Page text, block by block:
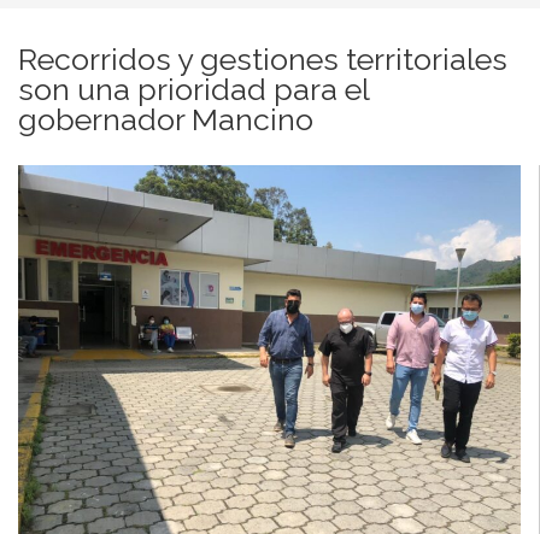
Recorridos y gestiones territoriales
son una prioridad para el
gobernador Mancino